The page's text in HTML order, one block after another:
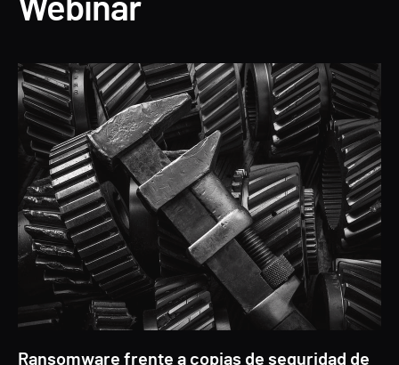
Webinar
Ransomware frente a copias de seguridad de